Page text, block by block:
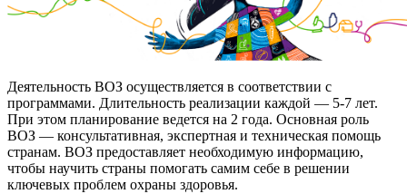
Деятельность ВОЗ осуществляется в соответствии с
программами. Длительность реализации каждой — 5-7 лет.
При этом планирование ведется на 2 года. Основная роль
ВОЗ — консультативная, экспертная и техническая помощь
странам. ВОЗ предоставляет необходимую информацию,
чтобы научить страны помогать самим себе в решении
ключевых проблем охраны здоровья.